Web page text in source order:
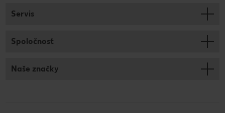
Servis
Spoločnosť
Naše značky